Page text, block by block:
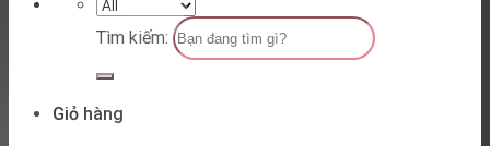
Tìm kiếm:
Giỏ hàng